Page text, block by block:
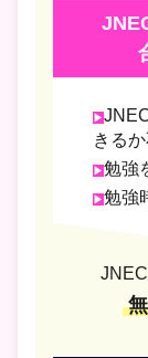
きる
勉強
勉強